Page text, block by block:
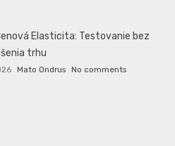
Elasticita: Testovanie bez
trhu
Mato Ondrus No comments